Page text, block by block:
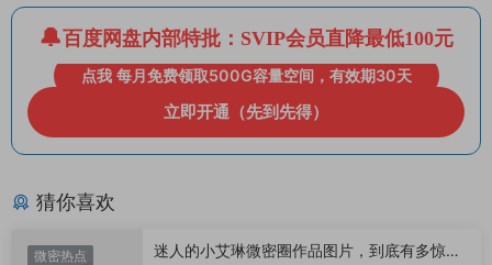
百度网盘内部特批：SVIP会员直降最低100元
点我 每月免费领取500G容量空间，有效期30天
立即开通（先到先得）
猜你喜欢
微密热点
迷人的小艾琳微密圈作品图片，到底有多惊